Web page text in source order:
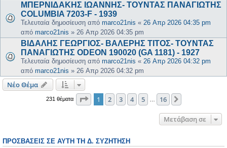
ΜΠΕΡΝΙΔΑΚΗΣ ΙΩΑΝΝΗΣ- ΤΟΥΝΤΑΣ ΠΑΝΑΓΙΩΤΗΣ
COLUMBIA 7203-F - 1939
Τελευταία δημοσίευση από marco21nis « 26 Απρ 2026 04:35 pm
από marco21nis » 26 Απρ 2026 04:35 pm
ΒΙΔΑΛΗΣ ΓΕΩΡΓΙΟΣ- ΒΑΛΕΡΗΣ ΤΙΤΟΣ- ΤΟΥΝΤΑΣ
ΠΑΝΑΓΙΩΤΗΣ ODEON 190020 (GA 1181) - 1927
Τελευταία δημοσίευση από marco21nis « 26 Απρ 2026 04:32 pm
από marco21nis » 26 Απρ 2026 04:32 pm
Νέο Θέμα
231 θέματα Σελίδα από16
1 2 3 4 5 16
Μετάβαση σε
ΠΡΟΣΒΆΣΕΙΣ ΣΕ ΑΥΤΉ ΤΗ Δ. ΣΥΖΉΤΗΣΗ